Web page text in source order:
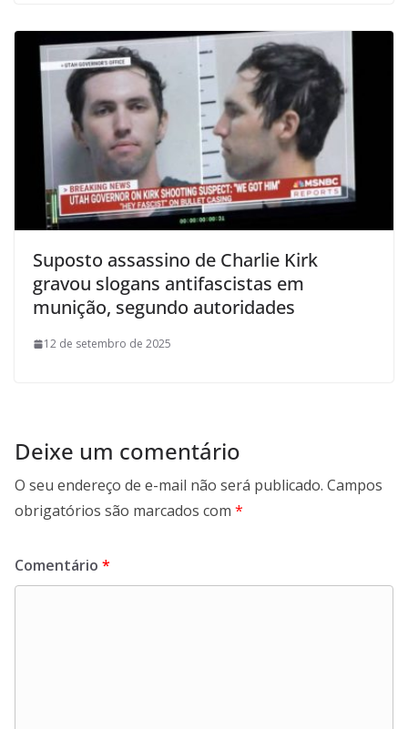
Suposto assassino de Charlie Kirk
gravou slogans antifascistas em
munição, segundo autoridades
12 de setembro de 2025
Deixe um comentário
O seu endereço de e-mail não será publicado. Campos
obrigatórios são marcados com *
Comentário *